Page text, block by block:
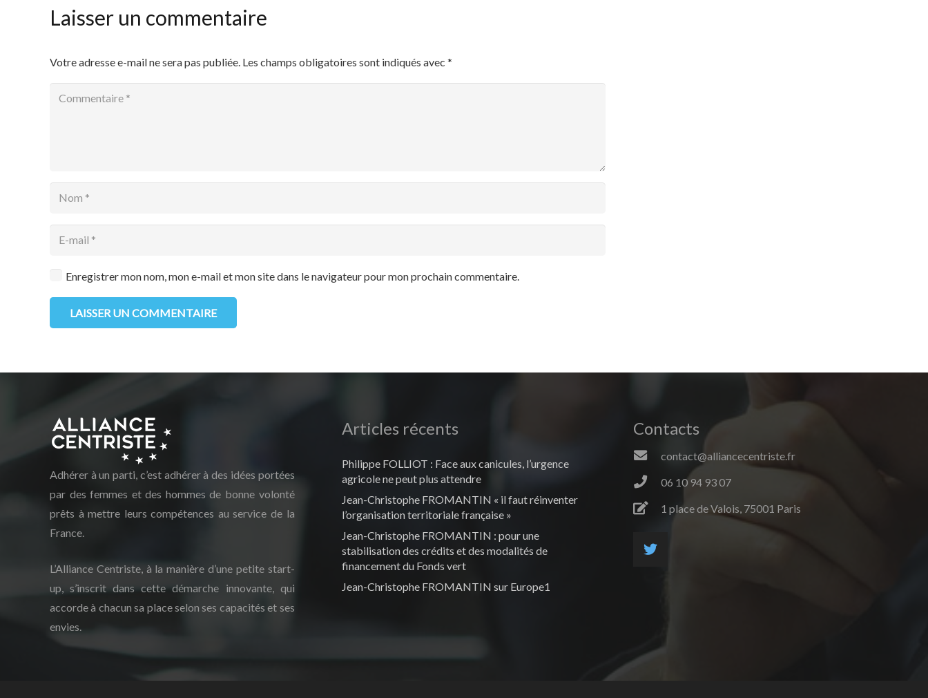
Laisser un commentaire
Votre adresse e-mail ne sera pas publiée. Les champs obligatoires sont indiqués avec *
Enregistrer mon nom, mon e-mail et mon site dans le navigateur pour mon prochain commentaire.
LAISSER UN COMMENTAIRE
Adhérer à un parti, c’est adhérer à des idées portées
par des femmes et des hommes de bonne volonté
prêts à mettre leurs compétences au service de la
France.
L’Alliance Centriste, à la manière d’une petite start-
up, s’inscrit dans cette démarche innovante, qui
accorde à chacun sa place selon ses capacités et ses
envies.
Articles récents
Philippe FOLLIOT : Face aux canicules, l’urgence
agricole ne peut plus attendre
Jean-Christophe FROMANTIN « il faut réinventer
l’organisation territoriale française »
Jean-Christophe FROMANTIN : pour une
stabilisation des crédits et des modalités de
financement du Fonds vert
Jean-Christophe FROMANTIN sur Europe1
Contacts
contact@alliancecentriste.fr
06 10 94 93 07
1 place de Valois, 75001 Paris